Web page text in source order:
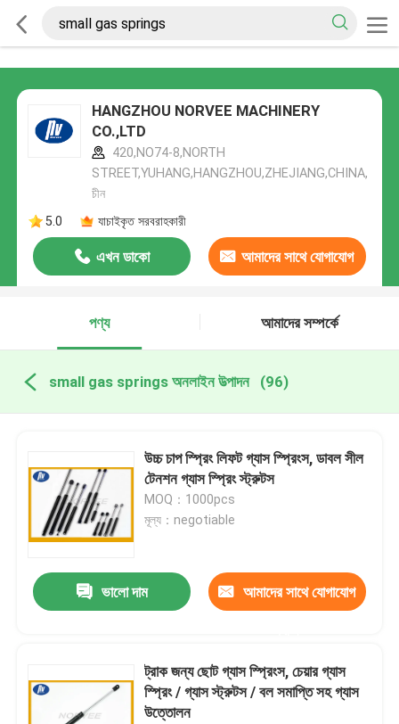
HANGZHOU NORVEE MACHINERY
CO.,LTD
420,NO74-8,NORTH
STREET,YUHANG,HANGZHOU,ZHEJIANG,CHINA,
চীন
5.0
যাচাইকৃত সরবরাহকারী
এখন ডাকো আমাদের সাথে যোগাযোগ
পণ্য
আমাদের সম্পর্কে
small gas springs অনলাইন উত্পাদন (96)
উচ্চ চাপ স্প্রিং লিফট গ্যাস স্প্রিংস, ডাবল সীল
টেনশন গ্যাস স্প্রিং স্ট্রুটস
MOQ：1000pcs
মূল্য：negotiable
ভালো দাম আমাদের সাথে যোগাযোগ
ট্রাক জন্য ছোট গ্যাস স্প্রিংস, চেয়ার গ্যাস
স্প্রিং / গ্যাস স্ট্রুটস / বল সমাপ্তি সহ গ্যাস
উত্তোলন